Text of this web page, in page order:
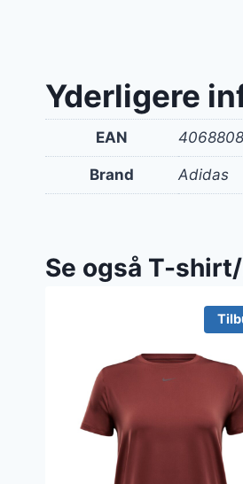
Yderligere
EAN
Brand Adidas
Se også T-